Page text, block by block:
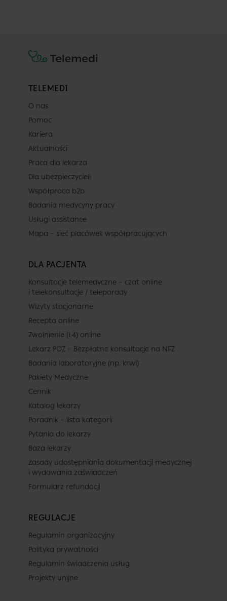
TELEMEDI
O nas
Pomoc
Kariera
Aktualności
Praca dla lekarza
Dla ubezpieczycieli
Współpraca b2b
Badania medycyny pracy
Usługi assistance
Mapa – sieć placówek współpracujących
DLA PACJENTA
Konsultacje telemedyczne – czat online
i telekonsultacje / teleporady
Wizyty stacjonarne
Recepta online
Zwolnienie (L4) online
Lekarz POZ – Bezpłatne konsultacje na NFZ
Badania laboratoryjne (np. krwi)
Pakiety Medyczne
Cennik
Katalog lekarzy
Poradnik – lista kategorii
Pytania do lekarzy
Baza lekarzy
Zasady udostępniania dokumentacji medycznej
i wydawania zaświadczeń
Formularz refundacji
REGULACJE
Regulamin organizacyjny
Polityka prywatności
Regulamin świadczenia usług
Projekty unijne